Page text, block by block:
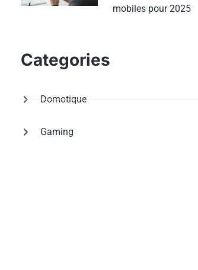
mobiles pour 2025
Categories
Domotique
Gaming